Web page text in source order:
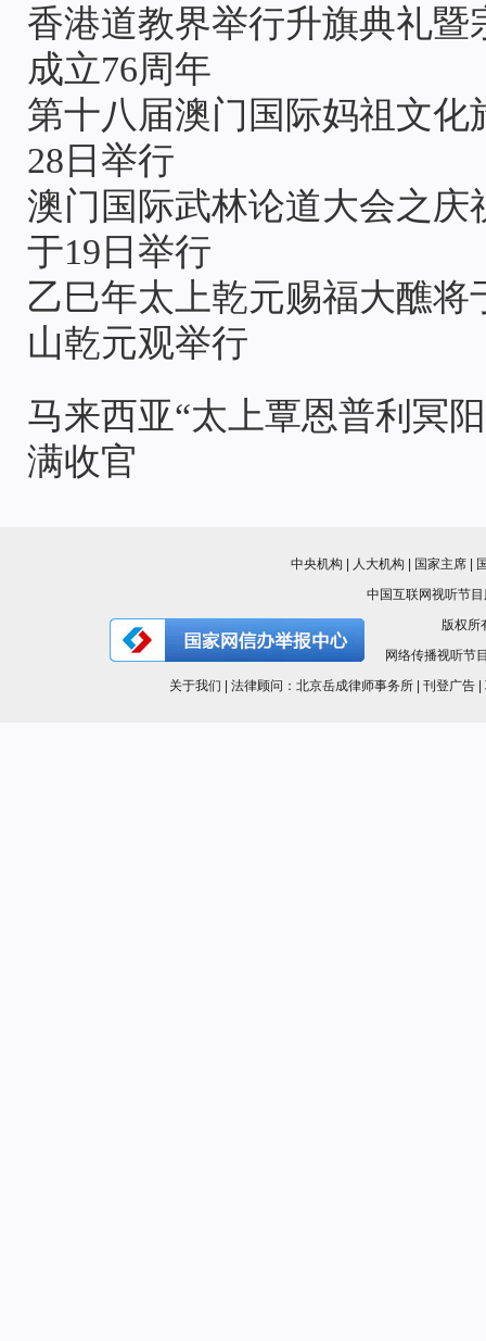
香港道教界举行升旗典礼
成立76周年
第十八届澳门国际妈祖文化
28日举行
澳门国际武林论道大会之
于19日举行
乙巳年太上乾元赐福大醮将
山乾元观举行
马来西亚“太上覃恩普利冥
满收官
中央机构 | 人大机构 | 国家主席 |
中国互联网视听节
版权所
网络传播视听节
关于我们 | 法律顾问：北京岳成律师事务所 | 刊登广